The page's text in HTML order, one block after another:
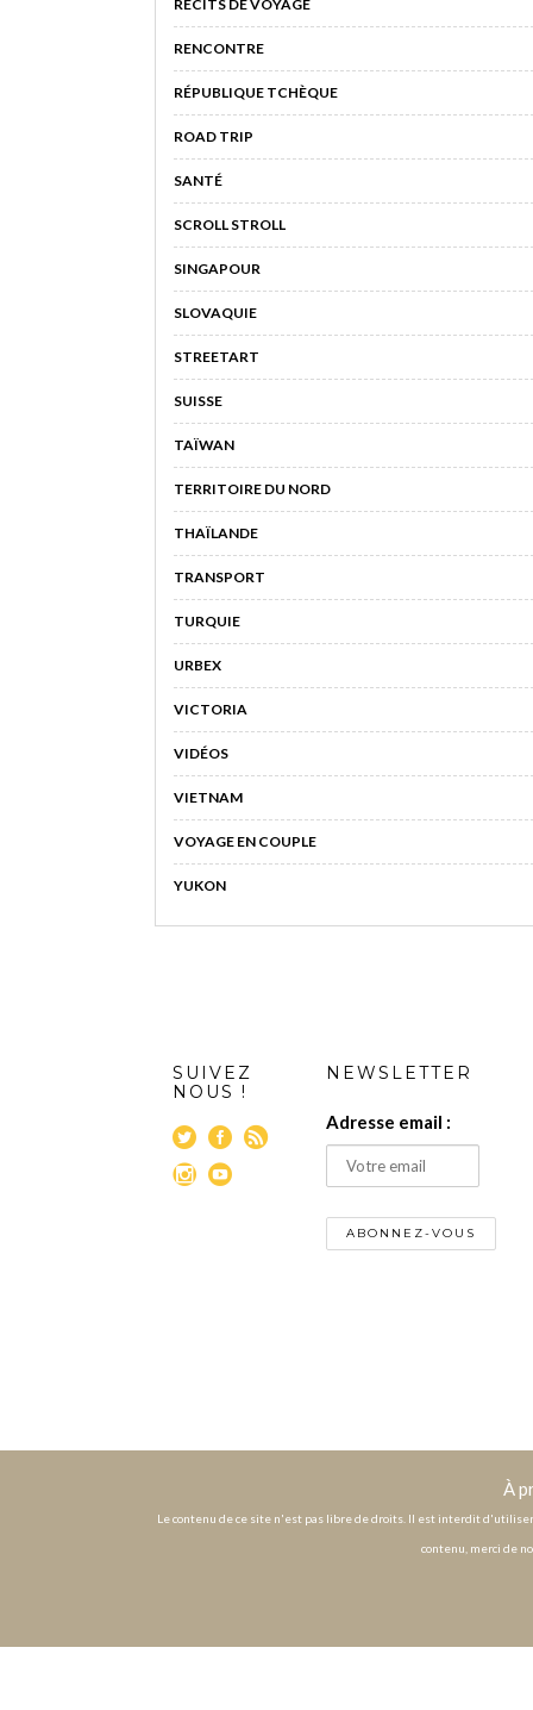
RÉCITS DE VOYAGE
RENCONTRE
RÉPUBLIQUE TCHÈQUE
ROAD TRIP
SANTÉ
SCROLL STROLL
SINGAPOUR
SLOVAQUIE
STREETART
SUISSE
TAÏWAN
TERRITOIRE DU NORD
THAÏLANDE
TRANSPORT
TURQUIE
URBEX
VICTORIA
VIDÉOS
VIETNAM
VOYAGE EN COUPLE
YUKON
SUIVEZ
NOUS !
NEWSLETTER
Adresse email :
À
Le contenu de ce site n'est pas libre de droits. Il est interdit
contenu, merci de